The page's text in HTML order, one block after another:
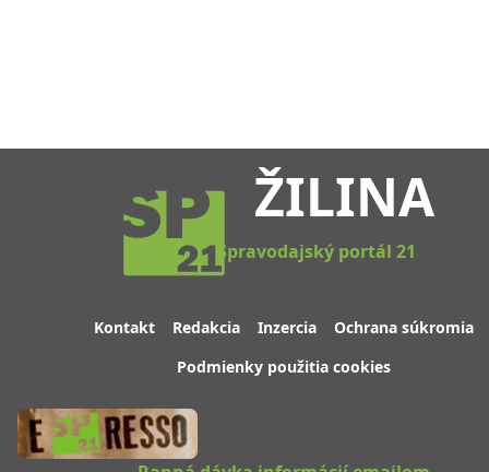
ŽILINA
Spravodajský portál 21
Kontakt Redakcia Inzercia
Ochrana súkromia
Podmienky použitia cookies